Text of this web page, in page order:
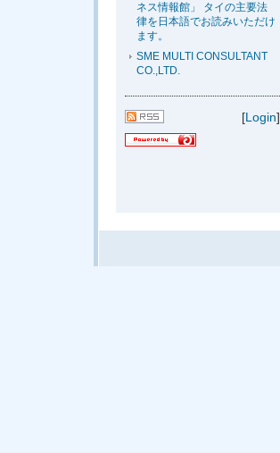
ネス情報館」 タイの主要法
律を日本語でお読みいただけ
ます。
SME MULTI CONSULTANT
CO.,LTD.
[Login]